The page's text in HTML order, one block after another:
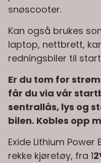
snøscooter.
Kan også brukes
laptop, nettbrett,
redningsbiler til
Er du tom for
får du via vår
sentrallås, lys og
bilen. Kobles opp
Exide Lithium
rekke kjøretøy, fra 1